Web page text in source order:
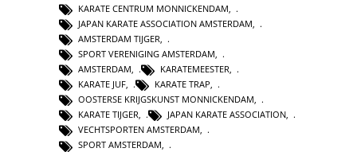
KARATE CENTRUM MONNICKENDAM
JAPAN KARATE ASSOCIATION AMSTERDAM
AMSTERDAM TIJGER,
SPORT VERENIGING AMSTERDAM,
AMSTERDAM, KARATEMEESTER,
KARATE JUF, KARATE TRAP,
OOSTERSE KRIJGSKUNST MONNICKENDAM,
KARATE TIJGER, JAPAN KARATE ASSOCIATION,
VECHTSPORTEN AMSTERDAM,
SPORT AMSTERDAM,